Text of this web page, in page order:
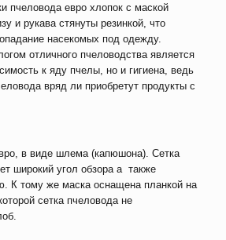
пчеловода евро хлопок с маской
и рукава стянуты резинкой, что
насекомых под одежду.
отличного пчеловодства является
к яду пчелы, но и гигиена, ведь
вряд ли приобретут продукты с
в виде шлема (капюшона). Сетка
широкий угол обзора а также
К тому же маска оснащена планкой на
сетка пчеловода не